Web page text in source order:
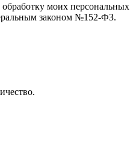
моих персональных
законом №152-ФЗ.